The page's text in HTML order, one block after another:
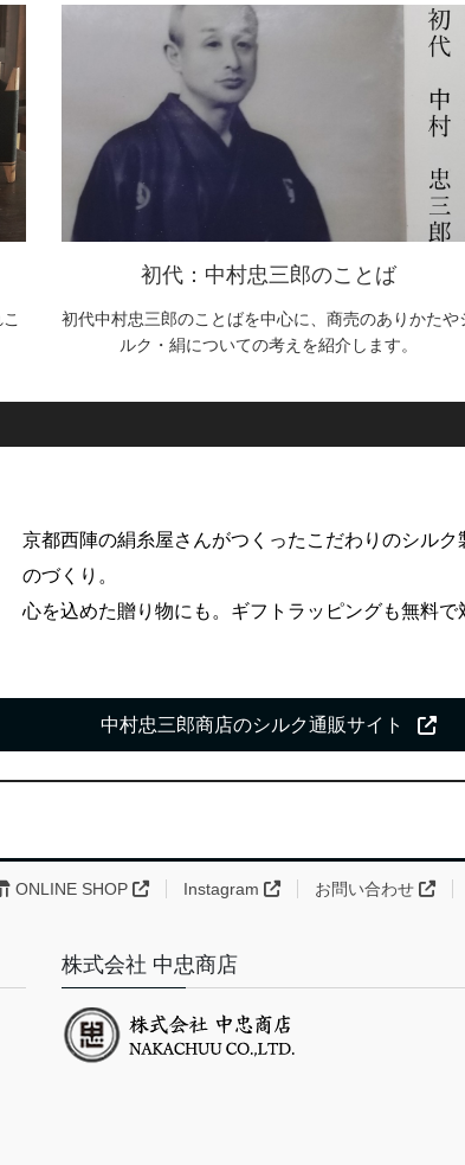
初代：中村忠三郎のことば
初代中村忠三郎のことばを中心に、商売のありかたや
ルク・絹についての考えを紹介します。
京都西陣の絹糸屋さんがつくったこだわりのシル
のづくり。
心を込めた贈り物にも。ギフトラッピングも無料で
中村忠三郎商店のシルク通販サイト
ONLINE SHOP Instagram お問い合わせ
株式会社 中忠商店